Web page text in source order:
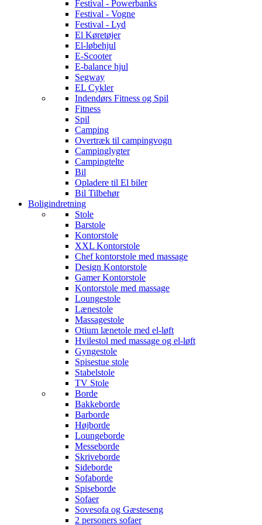
Festival - Powerbanks
Festival - Vogne
Festival - Lyd
El Køretøjer
El-løbehjul
E-Scooter
E-balance hjul
Segway
EL Cykler
Indendørs Fitness og Spil
Fitness
Spil
Camping
Overtræk til campingvogn
Campinglygter
Campingtelte
Bil
Opladere til El biler
Bil Tilbehør
Boligindretning
Stole
Barstole
Kontorstole
XXL Kontorstole
Chef kontorstole med massage
Design Kontorstole
Gamer Kontorstole
Kontorstole med massage
Loungestole
Lænestole
Massagestole
Otium lænetole med el-løft
Hvilestol med massage og el-løft
Gyngestole
Spisestue stole
Stabelstole
TV Stole
Borde
Bakkeborde
Barborde
Højborde
Loungeborde
Messeborde
Skriveborde
Sideborde
Sofaborde
Spiseborde
Sofaer
Sovesofa og Gæsteseng
2 personers sofaer